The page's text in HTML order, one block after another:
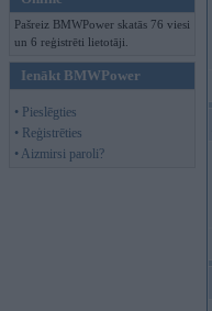
Pašreiz BMWPower skatās 76 viesi
un 6 reģistrēti lietotāji.
Ienākt BMWPower
• Pieslēgties
• Reģistrēties
• Aizmirsi paroli?